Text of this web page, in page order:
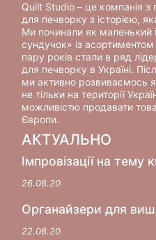
Quilt Studio – це компанія з
для печворку з історією,
Ми починали як маленький
сундучок» із асортиментом
пару років стали в ряд
для печворку в Україні.
ми активно розвиваємось
не тільки на території
можливістю продавати
Європи.
АКТУАЛЬНО
Імпровізації на тему
26.06.20
Органайзери для
22.06.20